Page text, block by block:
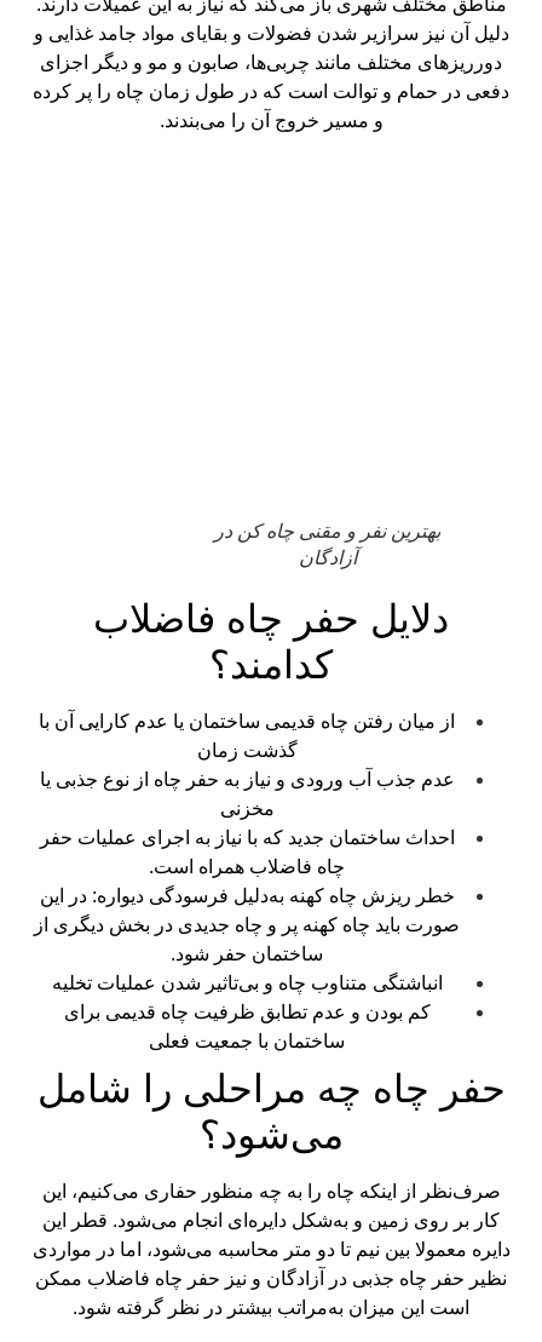
مناطق مختلف شهری باز می‌کند که نیاز به این عمیلات دارند.
دلیل آن نیز سرازیر شدن فضولات و بقایای مواد جامد غذایی و
دورریزهای مختلف مانند چربی‌ها، صابون و مو و دیگر اجزای
دفعی در حمام و توالت است که در طول زمان چاه را پر کرده
و مسیر خروج آن را می‌بندند.
بهترین نفر و مقنی چاه کن در
آزادگان
دلایل حفر چاه فاضلاب
کدامند؟
از میان رفتن چاه قدیمی ساختمان یا عدم کارایی آن با
گذشت زمان
عدم جذب آب ورودی و نیاز به حفر چاه از نوع جذبی یا
مخزنی
احداث ساختمان جدید که با نیاز به اجرای عملیات حفر
چاه فاضلاب همراه است.
خطر ریزش چاه کهنه به‌دلیل فرسودگی دیواره‌: در این
صورت باید چاه کهنه پر و چاه جدیدی در بخش دیگری از
ساختمان حفر شود.
انباشتگی متناوب چاه و بی‌تاثیر شدن عملیات تخلیه
کم بودن و عدم تطابق ظرفیت چاه قدیمی برای
ساختمان با جمعیت فعلی
حفر چاه چه مراحلی را شامل
می‌شود؟
صرف‌نظر از اینکه چاه را به چه منظور حفاری می‌کنیم، این
کار بر روی زمین و به‌شکل دایره‌ای انجام می‌شود. قطر این
دایره معمولا بین نیم تا دو متر محاسبه می‌شود، اما در مواردی
نظیر حفر چاه جذبی در آزادگان و نیز حفر چاه فاضلاب ممکن
است این میزان به‌مراتب بیشتر در نظر گرفته شود.